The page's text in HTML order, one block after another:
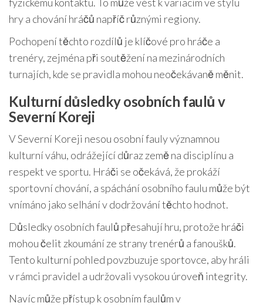
hry a chování hráčů napříč různými regiony.
Pochopení těchto rozdílů je klíčové pro hráče a
trenéry, zejména při soutěžení na mezinárodních
turnajích, kde se pravidla mohou neočekávaně měnit.
Kulturní důsledky osobních faulů v
Severní Koreji
V Severní Koreji nesou osobní fauly významnou
kulturní váhu, odrážející důraz země na disciplínu a
respekt ve sportu. Hráči se očekává, že prokáží
sportovní chování, a spáchání osobního faulu může být
vnímáno jako selhání v dodržování těchto hodnot.
Důsledky osobních faulů přesahují hru, protože hráči
mohou čelit zkoumání ze strany trenérů a fanoušků.
Tento kulturní pohled povzbuzuje sportovce, aby hráli
v rámci pravidel a udržovali vysokou úroveň integrity.
Navíc může přístup k osobním faulům v